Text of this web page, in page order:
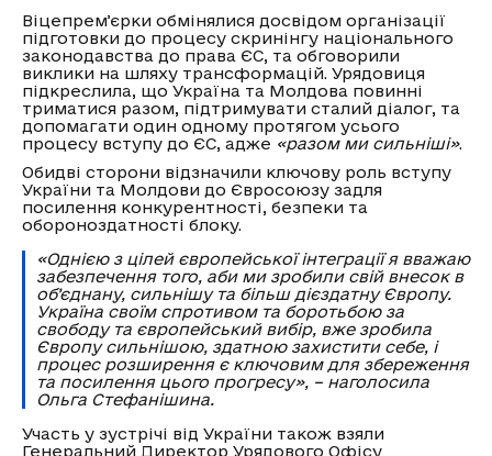
Віцепремʼєрки обмінялися досвідом організації
підготовки до процесу скринінгу національного
законодавства до права ЄС, та обговорили
виклики на шляху трансформацій. Урядовиця
підкреслила, що Україна та Молдова повинні
триматися разом, підтримувати сталий діалог, та
допомагати один одному протягом усього
процесу вступу до ЄС, адже «разом ми сильніші».
Обидві сторони відзначили ключову роль вступу
України та Молдови до Євросоюзу задля
посилення конкурентності, безпеки та
обороноздатності блоку.
«Однією з цілей європейської інтеграції я вважаю
забезпечення того, аби ми зробили свій внесок в
об’єднану, сильнішу та більш дієздатну Європу.
Україна своїм спротивом та боротьбою за
свободу та європейський вибір, вже зробила
Європу сильнішою, здатною захистити себе, і
процес розширення є ключовим для збереження
та посилення цього прогресу», – наголосила
Ольга Стефанішина.
Участь у зустрічі від України також взяли
Генеральний Директор Урядового Офісу